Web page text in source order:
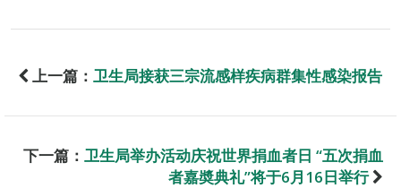
上一篇： 卫生局接获三宗流感样疾病群集性感染报告
下一篇： 卫生局举办活动庆祝世界捐血者日 “五次捐血
者嘉奬典礼”将于6月16日举行